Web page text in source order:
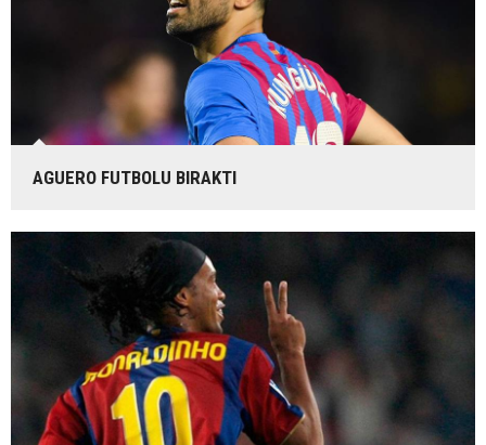
AGUERO FUTBOLU BIRAKTI